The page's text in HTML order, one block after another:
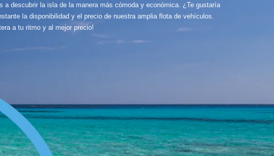
descubrir la isla de la manera más cómoda y económica. ¿Te gustaría
la disponibilidad y el precio de nuestra amplia flota de vehículos.
a tu ritmo y al mejor precio!